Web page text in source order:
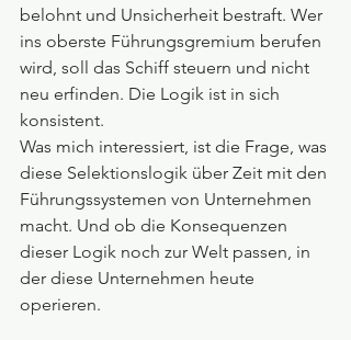
belohnt und Unsicherheit bestraft. Wer
ins oberste Führungsgremium berufen
wird, soll das Schiff steuern und nicht
neu erfinden. Die Logik ist in sich
konsistent.
Was mich interessiert, ist die Frage, was
diese Selektionslogik über Zeit mit den
Führungssystemen von Unternehmen
macht. Und ob die Konsequenzen
dieser Logik noch zur Welt passen, in
der diese Unternehmen heute
operieren.